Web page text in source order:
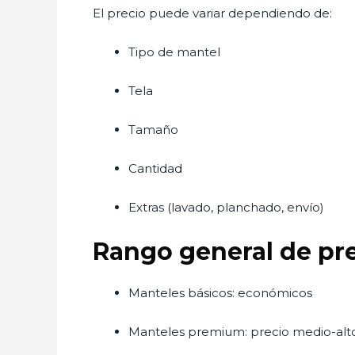
El precio puede variar dependiendo de:
Tipo de mantel
Tela
Tamaño
Cantidad
Extras (lavado, planchado, envío)
Rango general de
Manteles básicos: económicos
Manteles premium: precio medio-